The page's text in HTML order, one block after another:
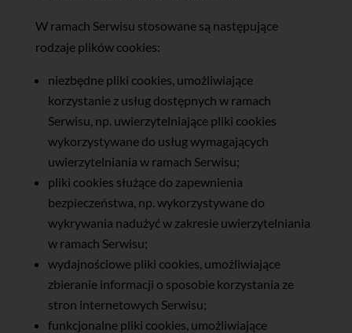
W ramach Serwisu stosowane są następujące
rodzaje plików cookies:
niezbędne pliki cookies, umożliwiające
korzystanie z usług dostępnych w ramach
Serwisu, np. uwierzytelniające pliki cookies
wykorzystywane do usług wymagających
uwierzytelniania w ramach Serwisu;
pliki cookies służące do zapewnienia
bezpieczeństwa, np. wykorzystywane do
wykrywania nadużyć w zakresie uwierzytelniania
w ramach Serwisu;
wydajnościowe pliki cookies, umożliwiające
zbieranie informacji o sposobie korzystania ze
stron internetowych Serwisu;
funkcjonalne pliki cookies, umożliwiające